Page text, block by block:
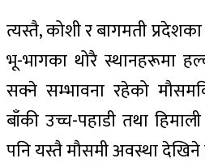
त्यस्तै, कोशी र बागमती
भू-भागका थोरै स्थानहरूमा
सक्ने सम्भावना रहेको
बाँकी उच्च-पहाडी तथा
पनि यस्तै मौसमी अवस्था